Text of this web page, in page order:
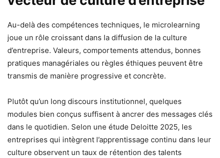
Au-delà des compétences techniques, le microlearning
joue un rôle croissant dans la diffusion de la culture
d’entreprise. Valeurs, comportements attendus, bonnes
pratiques managériales ou règles éthiques peuvent être
transmis de manière progressive et concrète.
Plutôt qu’un long discours institutionnel, quelques
modules bien conçus suffisent à ancrer des messages clés
dans le quotidien. Selon une étude Deloitte 2025, les
entreprises qui intègrent l’apprentissage continu dans leur
culture observent un taux de rétention des talents